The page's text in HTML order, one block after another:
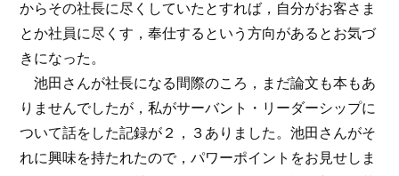
からその社長に尽くしていたとすれば，自分がお客さま
とか社員に尽くす，奉仕するという方向があるとお気づ
きになった。
池田さんが社長になる間際のころ，まだ論文も本もあ
りませんでしたが，私がサーバント・リーダーシップに
ついて話をした記録が２，３ありました。池田さんがそ
れに興味を持たれたので，パワーポイントをお見せしま